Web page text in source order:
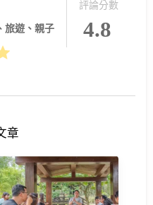
旅遊、親子
評論分數
4.8
章